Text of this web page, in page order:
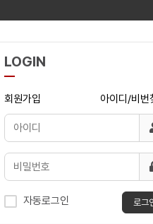
LOGIN
회원가입 아이디/비번
자동로그인 로그